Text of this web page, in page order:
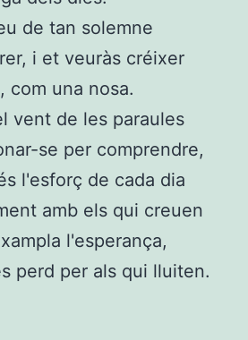
de tan solemne
i et veuràs créixer
com una nosa.
vent de les paraules
se per comprendre,
l'esforç de cada dia
amb els qui creuen
l'esperança,
perd per als qui lluiten.